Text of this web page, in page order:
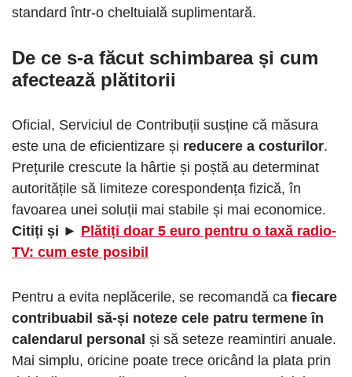
standard într-o cheltuială suplimentară.
De ce s-a făcut schimbarea și cum
afectează plătitorii
Oficial, Serviciul de Contribuții susține că măsura
este una de eficientizare și reducere a costurilor.
Prețurile crescute la hârtie și poștă au determinat
autoritățile să limiteze corespondența fizică, în
favoarea unei soluții mai stabile și mai economice.
Citiți și ► Plătiți doar 5 euro pentru o taxă radio-
TV: cum este posibil
Pentru a evita neplăcerile, se recomandă ca fiecare
contribuabil să-și noteze cele patru termene în
calendarul personal și să seteze reamintiri anuale.
Mai simplu, oricine poate trece oricând la plata prin